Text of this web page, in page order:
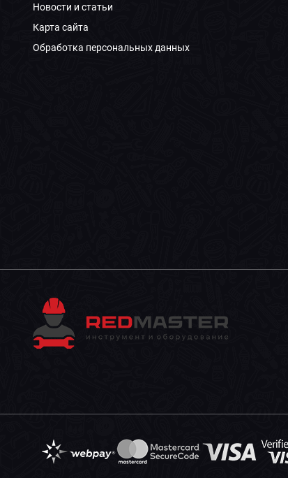
Новости и статьи
Карта сайта
Обработка персональных данных